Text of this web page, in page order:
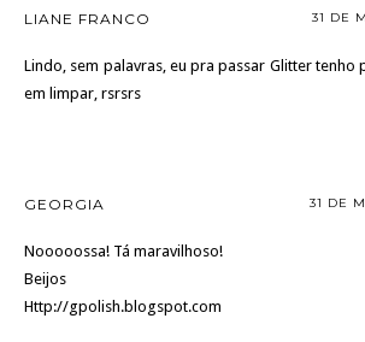
LIANE FRANCO 31 DE
Lindo, sem palavras, eu pra passar Glitter tenho
em limpar, rsrsrs
GEORGIA 31 DE
Nooooossa! Tá maravilhoso!
Beijos
Http://gpolish.blogspot.com